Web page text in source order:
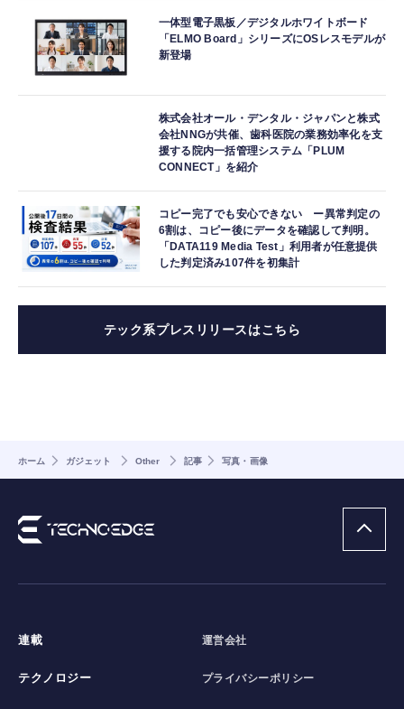
一体型電子黒板／デジタルホワイトボード
「ELMO Board」シリーズにOSレスモデルが
新登場
株式会社オール・デンタル・ジャパンと株式
会社NNGが共催、歯科医院の業務効率化を支
援する院内一括管理システム「PLUM
CONNECT」を紹介
コピー完了でも安心できない ー異常判定の
6割は、コピー後にデータを確認して判明。
「DATA119 Media Test」利用者が任意提供
した判定済み107件を初集計
テック系プレスリリースはこちら
ホーム ガジェット Other 記事 写真・画像
連載
テクノロジー
運営会社
プライバシーポリシー